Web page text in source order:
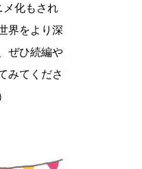
メ化もされ
界をより深
ぜひ続編や
みてくださ